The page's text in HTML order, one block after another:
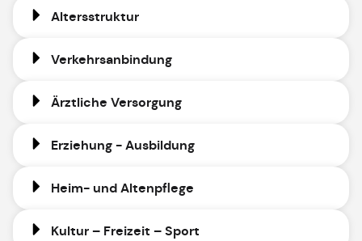
Altersstruktur
Verkehrsanbindung
Ärztliche Versorgung
Erziehung - Ausbildung
Heim- und Altenpflege
Kultur – Freizeit – Sport